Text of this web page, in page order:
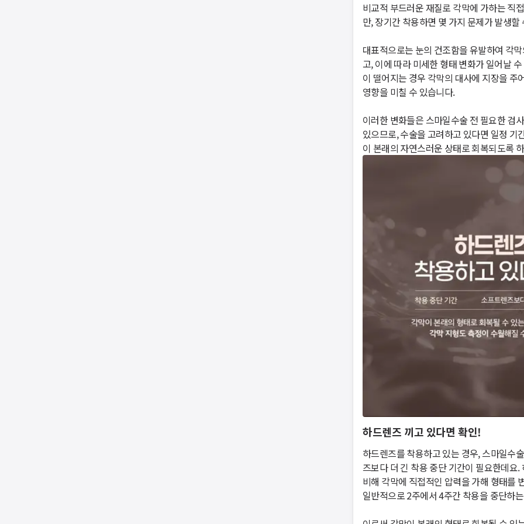
비교적 부드러운 재질로 각막에 가하는 직
만, 장기간 착용하면 몇 가지 문제가 발생할
대표적으로는 눈의 건조함을 유발하여 각
고, 이에 따라 미세한 형태 변화가 일어날
이 떨어지는 경우 각막의 대사에 지장을 주
영향을 미칠 수 있습니다.
이러한 변화들은 스마일수술 전 필요한 검
있으므로, 수술을 고려하고 있다면 일정 기
이 본래의 자연스러운 상태로 회복되도록
하드렌즈 끼고 있다면 확인!
하드렌즈를 착용하고 있는 경우, 스마일수
즈보다 더 긴 착용 중단 기간이 필요한데요
비해 각막에 직접적인 압력을 가해 형태를
일반적으로 2주에서 4주간 착용을 중단하